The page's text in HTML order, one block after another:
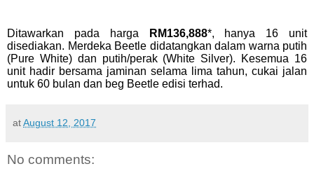
Ditawarkan pada harga RM136,888*, hanya 16 unit
disediakan. Merdeka Beetle didatangkan dalam warna putih
(Pure White) dan putih/perak (White Silver). Kesemua 16
unit hadir bersama jaminan selama lima tahun, cukai jalan
untuk 60 bulan dan beg Beetle edisi terhad.
atAugust 12, 2017
No comments: